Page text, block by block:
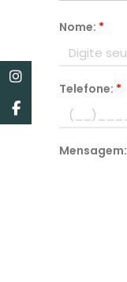
Nome: *
Telefone: *
Mensagem: